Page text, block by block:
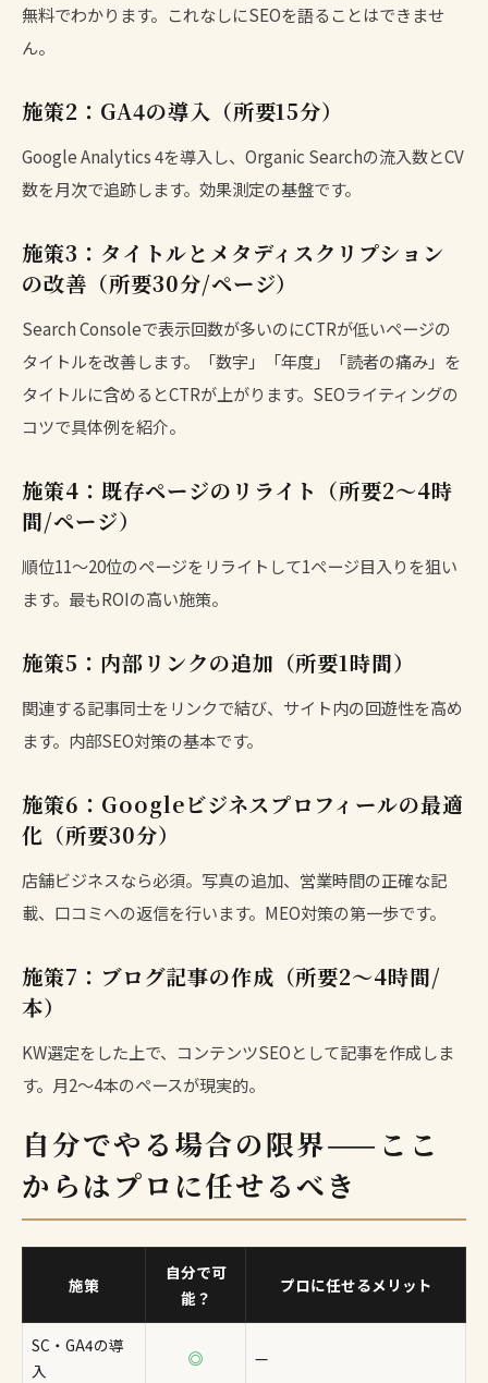
無料でわかります。これなしにSEOを語ることはできませ
ん。
施策2：GA4の導入（所要15分）
Google Analytics 4を導入し、Organic Searchの流入数とCV
数を月次で追跡します。 効果測定の基盤です。
施策3：タイトルとメタディスクリプション
の改善（所要30分/ページ）
Search Consoleで表示回数が多いのにCTRが低いページの
タイトルを改善します。「数字」「年度」「読者の痛み」を
タイトルに含めるとCTRが上がります。 SEOライティングの
コツで具体例を紹介。
施策4：既存ページのリライト（所要2〜4時
間/ページ）
順位11〜20位のページをリライト して1ページ目入りを狙い
ます。最もROIの高い施策。
施策5：内部リンクの追加（所要1時間）
関連する記事同士をリンクで結び、サイト内の回遊性を高め
ます。 内部SEO対策の基本です。
施策6： Googleビジネスプロフィールの最適
化（所要30分）
店舗ビジネスなら必須。写真の追加、営業時間の正確な記
載、口コミへの返信を行います。 MEO対策の第一歩です。
施策7：ブログ記事の作成（所要2〜4時間/
本）
KW選定をした上で、 コンテンツSEOとして記事を作成しま
す。月2〜4本のペースが現実的。
自分でやる場合の限界——ここ
からはプロに任せるべき
施策
自分で可
能？
プロに任せるメリット
SC・GA4の導
入
◎ —